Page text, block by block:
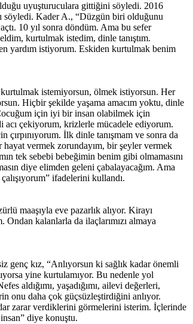
uyuşturuculara gittiğini söyledi. 2016
söyledi. Kader A., “Düzgün biri olduğunu
10 yıl sonra döndüm. Ama bu sefer
kurtulmak istedim, dinle tanıştım.
yardım istiyorum. Eskiden kurtulmak benim
kurtulmak istemiyorsun, ölmek istiyorsun. Her
Hiçbir şekilde yaşama amacım yoktu, dinle
için iyi bir insan olabilmek için
acı çekiyorum, krizlerle mücadele ediyorum.
İlk dinle tanışmam ve sonra da
vermek zorundayım, bir şeyler vermek
tek sebebi bebeğimin benim gibi olmamasını
diye elimden geleni çabalayacağım. Ama
ifadelerini kullandı.
maaşıyla eve pazarlık alıyor. Kirayı
kalanlarla da ilaçlarımızı almaya
genç kız, “Anlıyorsun ki sağlık kadar önemli
yine kurtulamıyor. Bu nedenle yol
aldığımı, yaşadığımı, ailevi değerleri,
onu daha çok güçsüzleştirdiğini anlıyor.
zarar verdiklerini görmelerini isterim. İçlerinde
diye konuştu.